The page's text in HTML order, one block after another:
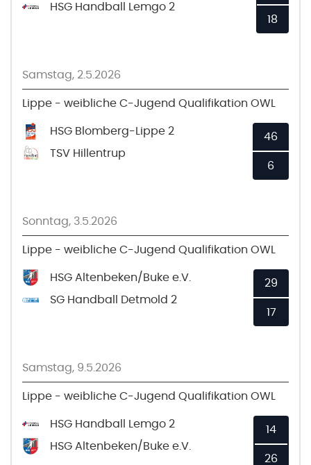
HSG Handball Lemgo 2
18
Samstag, 2.5.2026
Lippe - weibliche C-Jugend Qualifikation OWL
HSG Blomberg-Lippe 2
TSV Hillentrup
46
6
Sonntag, 3.5.2026
Lippe - weibliche C-Jugend Qualifikation OWL
HSG Altenbeken/Buke e.V.
SG Handball Detmold 2
29
17
Samstag, 9.5.2026
Lippe - weibliche C-Jugend Qualifikation OWL
HSG Handball Lemgo 2
HSG Altenbeken/Buke e.V.
14
26